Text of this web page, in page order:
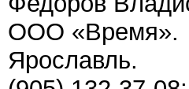
ООО «Время».
Ярославль.